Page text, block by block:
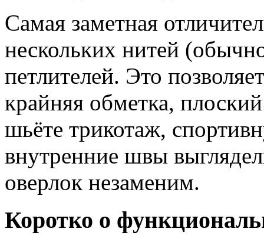
Самая заметная
нескольких нитей
петлителей. Это
крайняя обметка,
шьёте трикотаж,
внутренние швы
оверлок незаменим.
Коротко о